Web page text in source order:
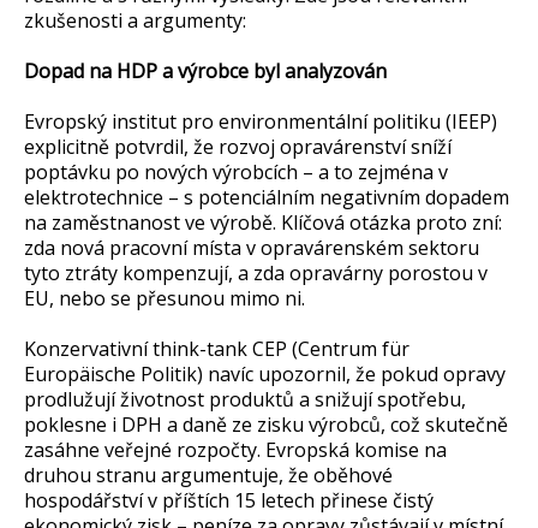
zkušenosti a argumenty:
Dopad na HDP a výrobce byl analyzován
Evropský institut pro environmentální politiku (IEEP)
explicitně potvrdil, že rozvoj opravárenství sníží
poptávku po nových výrobcích – a to zejména v
elektrotechnice – s potenciálním negativním dopadem
na zaměstnanost ve výrobě. Klíčová otázka proto zní:
zda nová pracovní místa v opravárenském sektoru
tyto ztráty kompenzují, a zda opravárny porostou v
EU, nebo se přesunou mimo ni.
Konzervativní think-tank CEP (Centrum für
Europäische Politik) navíc upozornil, že pokud opravy
prodlužují životnost produktů a snižují spotřebu,
poklesne i DPH a daně ze zisku výrobců, což skutečně
zasáhne veřejné rozpočty. Evropská komise na
druhou stranu argumentuje, že oběhové
hospodářství v příštích 15 letech přinese čistý